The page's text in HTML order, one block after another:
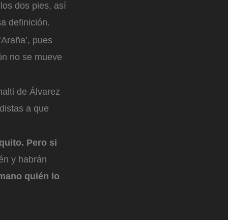
dos pies, así
definición.
pues
no se mueve
de Álvarez
a que
Pero si
y habrán
quién lo